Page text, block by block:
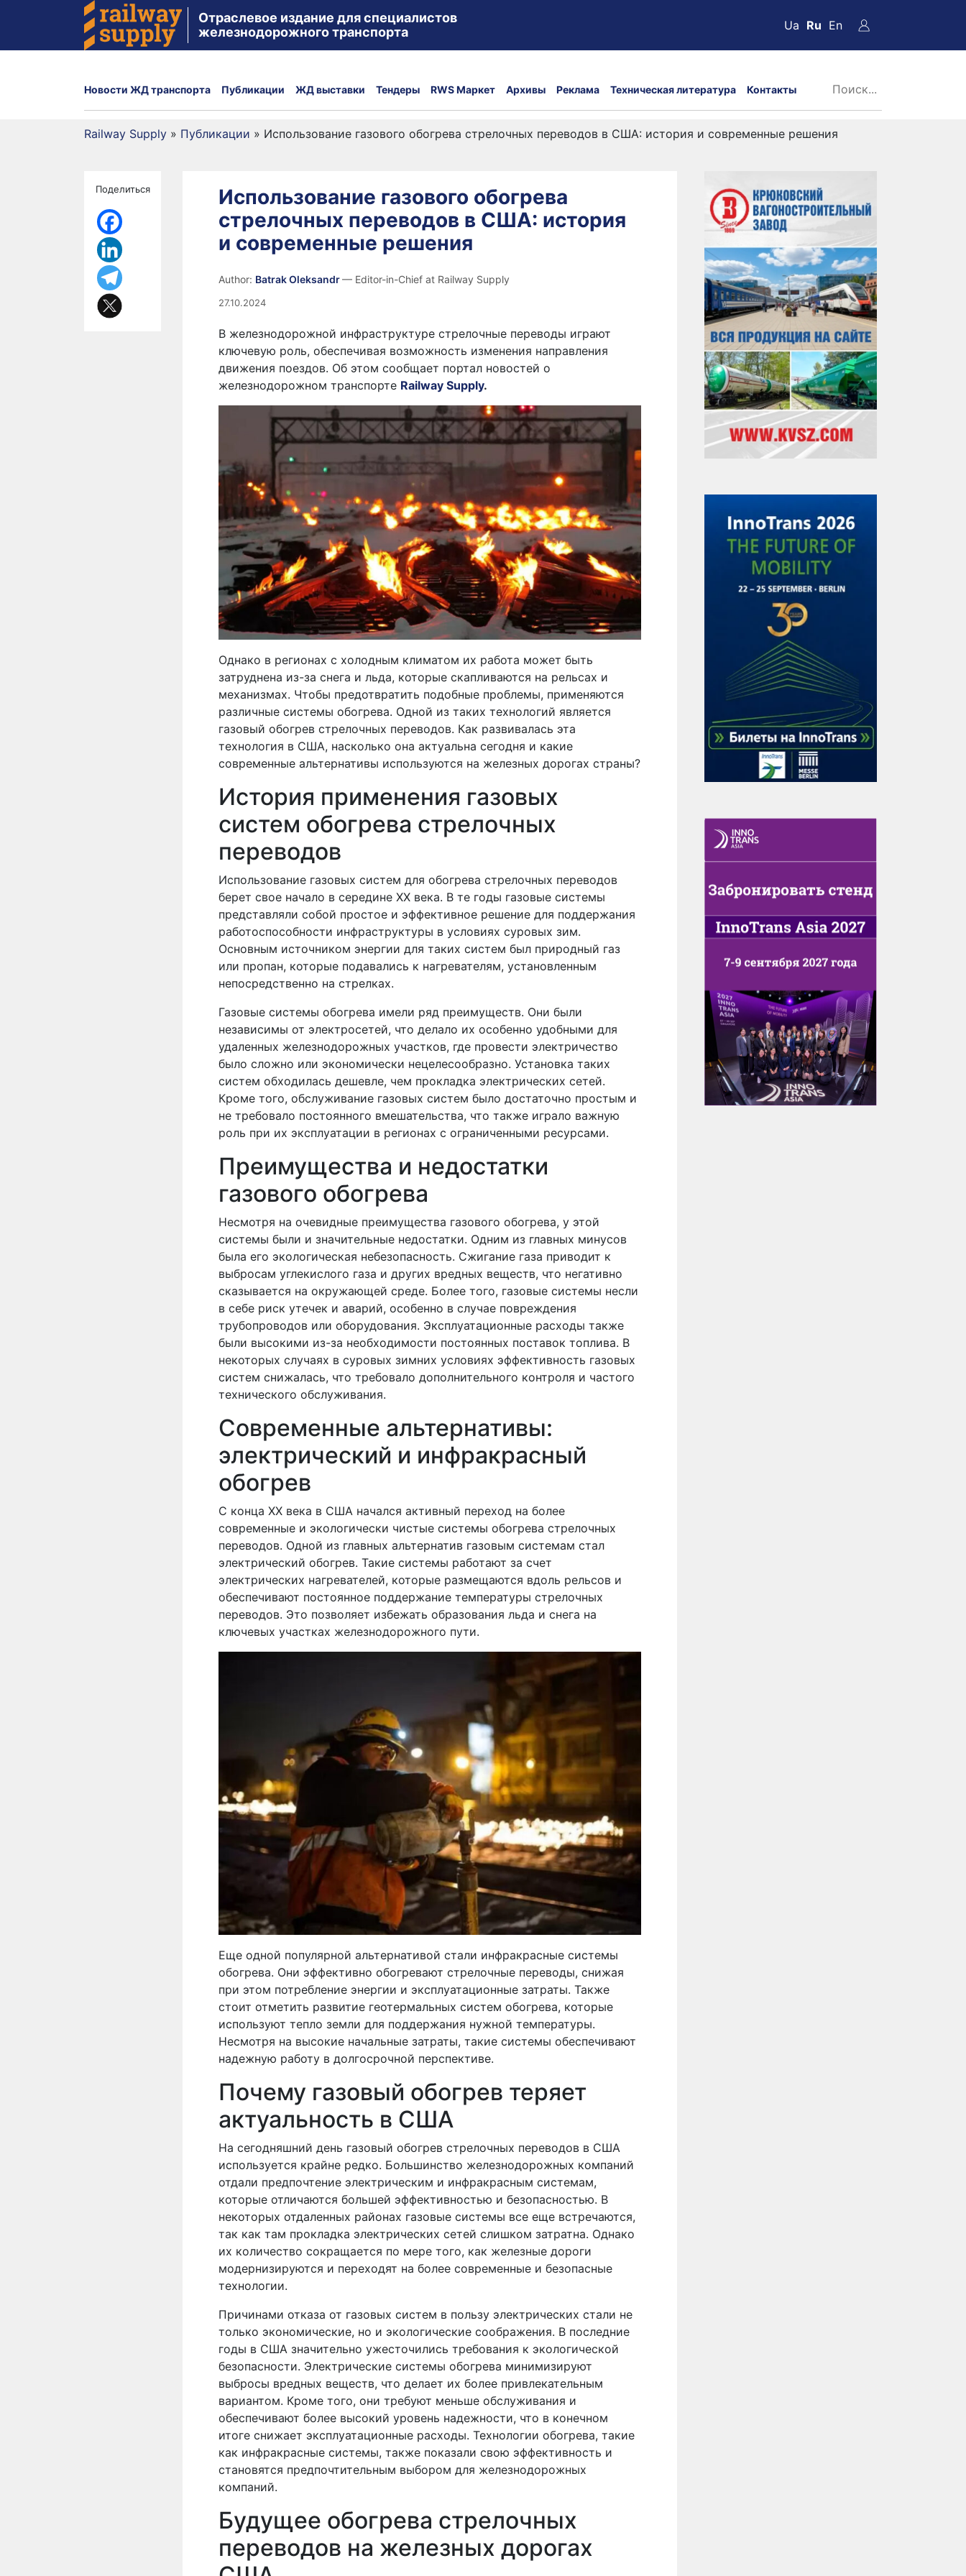
Отраслевое издание для специалистов
железнодорожного транспорта
Ua Ru En
Новости ЖД транспорта Публикации ЖД выставки Тендеры RWS Маркет Архивы Реклама Техническая литература Контакты
Railway Supply » Публикации » Использование газового обогрева стрелочных переводов в США: история и современные решения
Поделиться
Использование газового обогрева
стрелочных переводов в США: история
и современные решения
Author: Batrak Oleksandr— Editor-in-Chief at Railway Supply
27.10.2024
В железнодорожной инфраструктуре стрелочные переводы играют
ключевую роль, обеспечивая возможность изменения направления
движения поездов. Об этом сообщает портал новостей о
железнодорожном транспорте Railway Supply.
Однако в регионах с холодным климатом их работа может быть
затруднена из-за снега и льда, которые скапливаются на рельсах и
механизмах. Чтобы предотвратить подобные проблемы, применяются
различные системы обогрева. Одной из таких технологий является
газовый обогрев стрелочных переводов. Как развивалась эта
технология в США, насколько она актуальна сегодня и какие
современные альтернативы используются на железных дорогах страны?
История применения газовых
систем обогрева стрелочных
переводов
Использование газовых систем для обогрева стрелочных переводов
берет свое начало в середине XX века. В те годы газовые системы
представляли собой простое и эффективное решение для поддержания
работоспособности инфраструктуры в условиях суровых зим.
Основным источником энергии для таких систем был природный газ
или пропан, которые подавались к нагревателям, установленным
непосредственно на стрелках.
Газовые системы обогрева имели ряд преимуществ. Они были
независимы от электросетей, что делало их особенно удобными для
удаленных железнодорожных участков, где провести электричество
было сложно или экономически нецелесообразно. Установка таких
систем обходилась дешевле, чем прокладка электрических сетей.
Кроме того, обслуживание газовых систем было достаточно простым и
не требовало постоянного вмешательства, что также играло важную
роль при их эксплуатации в регионах с ограниченными ресурсами.
Преимущества и недостатки
газового обогрева
Несмотря на очевидные преимущества газового обогрева, у этой
системы были и значительные недостатки. Одним из главных минусов
была его экологическая небезопасность. Сжигание газа приводит к
выбросам углекислого газа и других вредных веществ, что негативно
сказывается на окружающей среде. Более того, газовые системы несли
в себе риск утечек и аварий, особенно в случае повреждения
трубопроводов или оборудования. Эксплуатационные расходы также
были высокими из-за необходимости постоянных поставок топлива. В
некоторых случаях в суровых зимних условиях эффективность газовых
систем снижалась, что требовало дополнительного контроля и частого
технического обслуживания.
Современные альтернативы:
электрический и инфракрасный
обогрев
С конца XX века в США начался активный переход на более
современные и экологически чистые системы обогрева стрелочных
переводов. Одной из главных альтернатив газовым системам стал
электрический обогрев. Такие системы работают за счет
электрических нагревателей, которые размещаются вдоль рельсов и
обеспечивают постоянное поддержание температуры стрелочных
переводов. Это позволяет избежать образования льда и снега на
ключевых участках железнодорожного пути.
Еще одной популярной альтернативой стали инфракрасные системы
обогрева. Они эффективно обогревают стрелочные переводы, снижая
при этом потребление энергии и эксплуатационные затраты. Также
стоит отметить развитие геотермальных систем обогрева, которые
используют тепло земли для поддержания нужной температуры.
Несмотря на высокие начальные затраты, такие системы обеспечивают
надежную работу в долгосрочной перспективе.
Почему газовый обогрев теряет
актуальность в США
На сегодняшний день газовый обогрев стрелочных переводов в США
используется крайне редко. Большинство железнодорожных компаний
отдали предпочтение электрическим и инфракрасным системам,
которые отличаются большей эффективностью и безопасностью. В
некоторых отдаленных районах газовые системы все еще встречаются,
так как там прокладка электрических сетей слишком затратна. Однако
их количество сокращается по мере того, как железные дороги
модернизируются и переходят на более современные и безопасные
технологии.
Причинами отказа от газовых систем в пользу электрических стали не
только экономические, но и экологические соображения. В последние
годы в США значительно ужесточились требования к экологической
безопасности. Электрические системы обогрева минимизируют
выбросы вредных веществ, что делает их более привлекательным
вариантом. Кроме того, они требуют меньше обслуживания и
обеспечивают более высокий уровень надежности, что в конечном
итоге снижает эксплуатационные расходы. Технологии обогрева, такие
как инфракрасные системы, также показали свою эффективность и
становятся предпочтительным выбором для железнодорожных
компаний.
Будущее обогрева стрелочных
переводов на железных дорогах